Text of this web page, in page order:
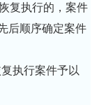
复执行的，案件
后顺序确定案件
执行案件予以